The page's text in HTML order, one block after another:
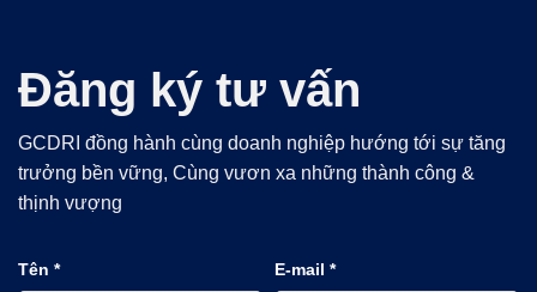
Đăng ký tư vấn
GCDRI đồng hành cùng doanh nghiệp hướng tới sự tăng
trưởng bền vững, Cùng vươn xa những thành công &
thịnh vượng
Tên * E-mail *